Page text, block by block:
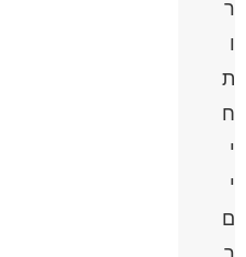
ר
ו
ת
ח
י
י
ם